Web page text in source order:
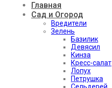
Главная
Сад и Огород
Вредители
Зелень
Базилик
Девясил
Кинза
Кресс-салат
Лопух
Петрушка